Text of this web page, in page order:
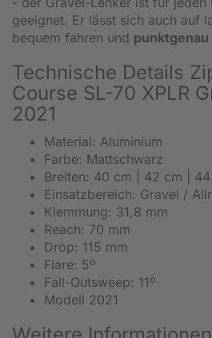
geeignet. Er lässt sich auch auf
bequem fahren und punktgenau
Technische Details
Course SL-70 XPLR
2021
Material: Aluminium
Farbe: Mattschwarz
Breiten: 40 cm | 42 cm |
Einsatzbereich: Gravel /
Klemmung: 31,8 mm
Reach: 70 mm
Drop: 115 mm
Flare: 5º
Fall-Outsweep: 11º
Modell 2021